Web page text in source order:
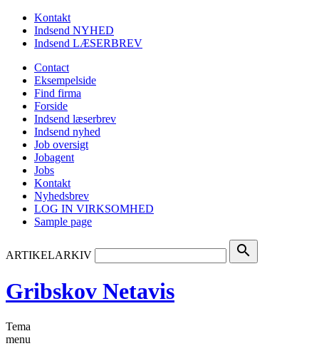
Kontakt
Indsend NYHED
Indsend LÆSERBREV
Contact
Eksempelside
Find firma
Forside
Indsend læserbrev
Indsend nyhed
Job oversigt
Jobagent
Jobs
Kontakt
Nyhedsbrev
LOG IN VIRKSOMHED
Sample page
ARTIKELARKIV search
Gribskov Netavis
Tema
menu